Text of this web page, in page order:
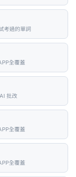
考過的單詞
全覆蓋
批改
全覆蓋
全覆蓋